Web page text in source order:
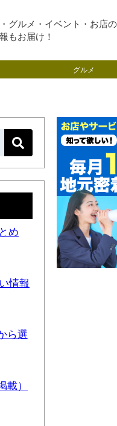
グルメ・イベント・お店
もお届け！
グルメ
め
情報
ら選
）